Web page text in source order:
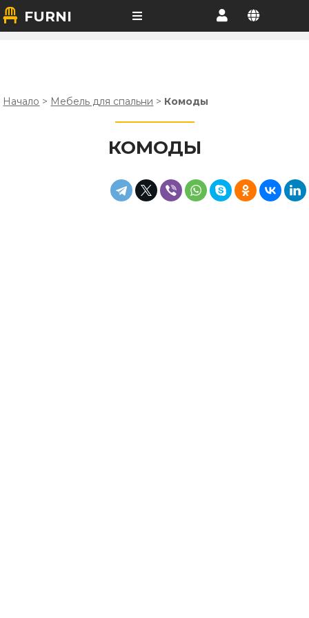
FURNI
Начало > Мебель для спальни > Комоды
КОМОДЫ